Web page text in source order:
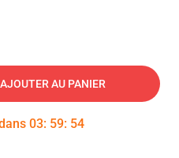
AJOUTER AU PANIER
03: 59: 54